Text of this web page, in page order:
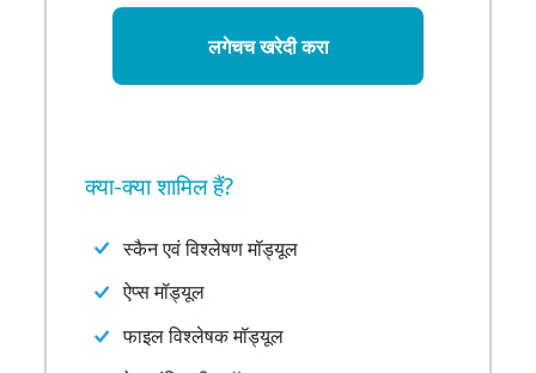
लगेचच खरेदी करा
क्या-क्या शामिल हैं?
स्कैन एवं विश्लेषण मॉड्यूल
ऐप्स मॉड्यूल
फाइल विश्लेषक मॉड्यूल